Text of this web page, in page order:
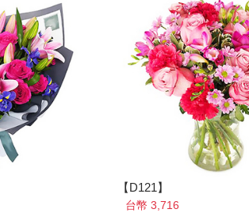
【D121】
台幣 3,716